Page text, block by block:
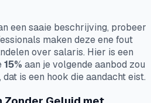
een saaie beschrijving, probeer
maken deze ene fout
over salaris. Hier is een
15% aan je volgende aanbod zou
dat is een hook die aandacht eist.